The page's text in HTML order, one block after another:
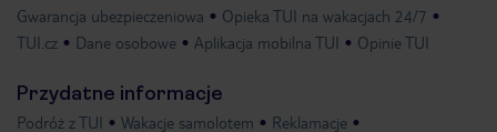
Gwarancja ubezpieczeniowa
Opieka TUI na wakacjach 24/7
TUI.cz
Dane osobowe Aplikacja mobilna TUI Opinie TUI
Przydatne informacje
Podróż z TUI Wakacje samolotem
Reklamacje